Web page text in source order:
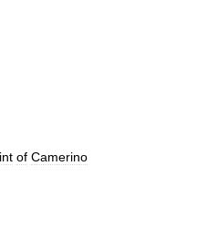
of Camerino